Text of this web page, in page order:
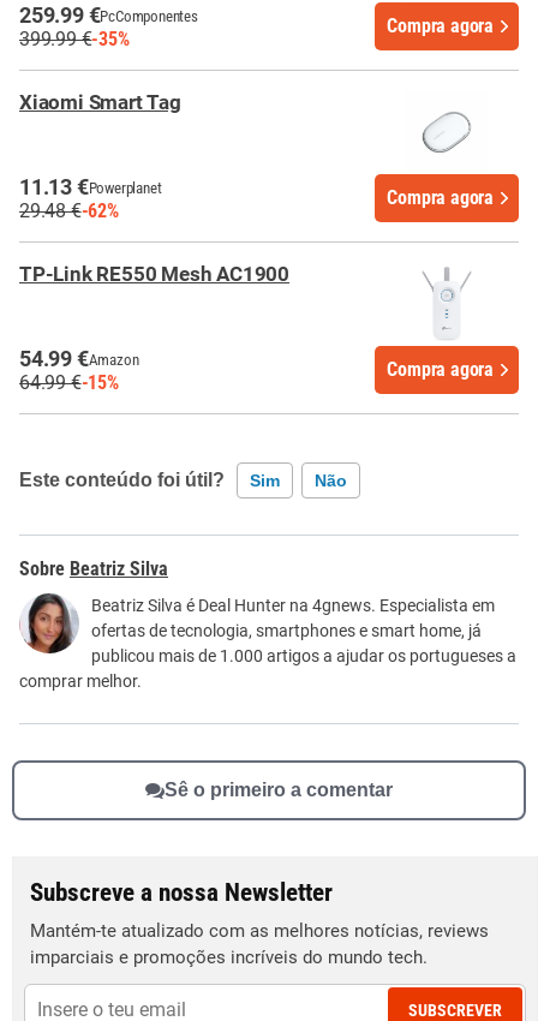
259.99 €PcComponentes
399.99 €-35%
Compra agora
Xiaomi Smart Tag
11.13 €Powerplanet
29.48 €-62%
Compra agora
TP-Link RE550 Mesh AC1900
54.99 €Amazon
64.99 €-15%
Compra agora
Este conteúdo foi útil? Sim Não
Este conteúdo contém informação incorreta
Este conteúdo não tem a informação que procuro
Outro
Beatriz Silva
Beatriz Silva é Deal Hunter na 4gnews. Especialista em
ofertas de tecnologia, smartphones e smart home, já
publicou mais de 1.000 artigos a ajudar os portugueses a
comprar melhor.
Sê o primeiro a comentar
Subscreve a nossa Newsletter
Mantém-te atualizado com as melhores notícias, reviews
imparciais e promoções incríveis do mundo tech.
SUBSCREVER